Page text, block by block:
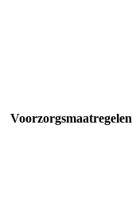
Voorzorgsmaatregelen